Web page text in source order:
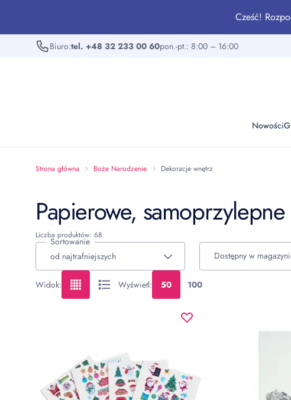
Cześć!
Biuro:tel. +48 32 233 00 60pon.-pt.: 8:00 – 16:00
Nowości
Strona główna Boże Narodzenie Dekoracje wnętrz
Papierowe, samoprzylepne
Liczba produktów: 68
Sortowanie
Dostępny w
Widok: Wyświetl: 50 100